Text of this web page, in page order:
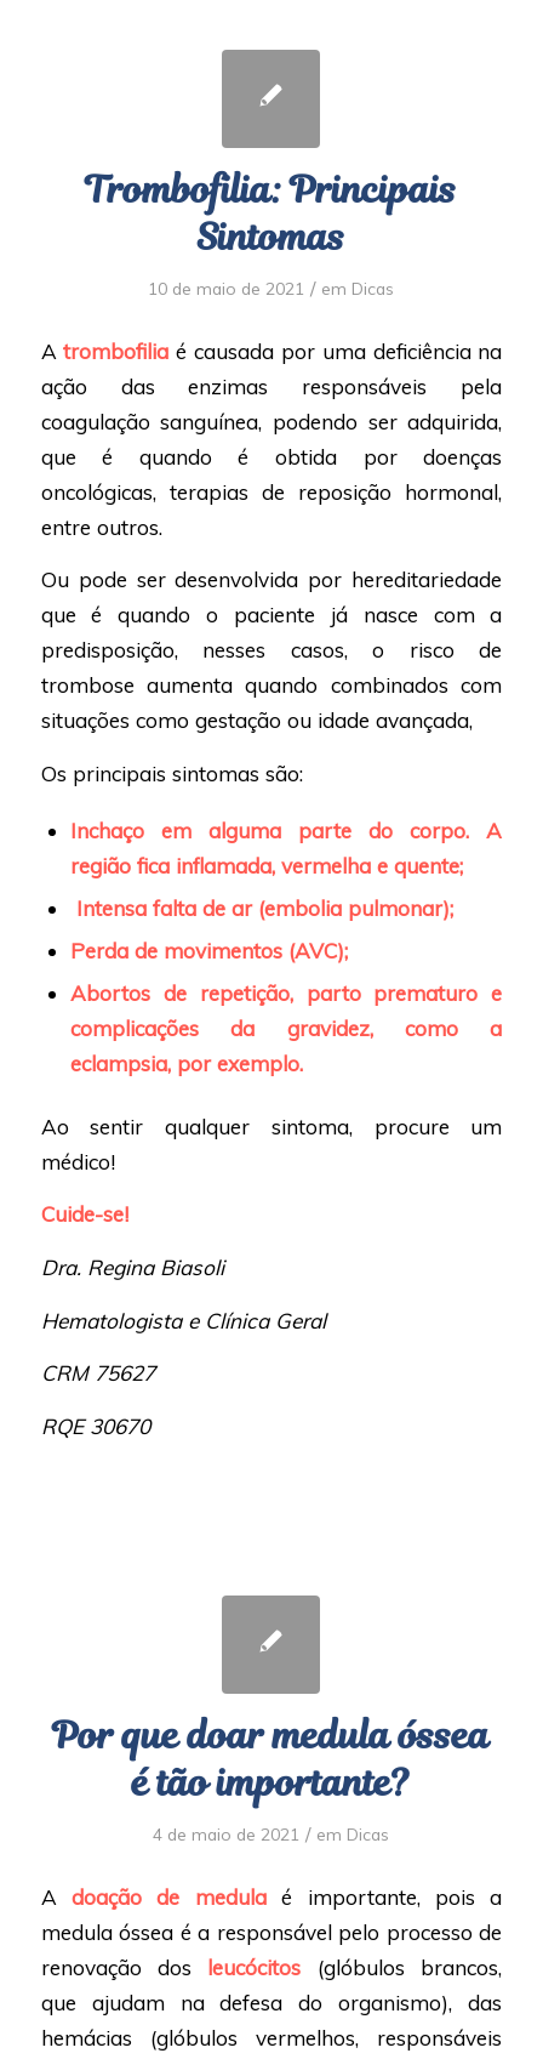
Trombofilia: Principais
Sintomas
10 de maio de 2021 / em Dicas
A trombofilia é causada por uma deficiência na
ação das enzimas responsáveis pela
coagulação sanguínea, podendo ser adquirida,
que é quando é obtida por doenças
oncológicas, terapias de reposição hormonal,
entre outros.
Ou pode ser desenvolvida por hereditariedade
que é quando o paciente já nasce com a
predisposição, nesses casos, o risco de
trombose aumenta quando combinados com
situações como gestação ou idade avançada,
Os principais sintomas são:
Inchaço em alguma parte do corpo. A
região fica inflamada, vermelha e quente;
Intensa falta de ar (embolia pulmonar);
Perda de movimentos (AVC);
Abortos de repetição, parto prematuro e
complicações da gravidez, como a
eclampsia, por exemplo.
Ao sentir qualquer sintoma, procure um
médico!
Cuide-se!
Dra. Regina Biasoli
Hematologista e Clínica Geral
CRM 75627
RQE 30670
Por que doar medula óssea
é tão importante?
4 de maio de 2021 / em Dicas
A doação de medulaé importante, pois a
medula óssea é a responsável pelo processo de
renovação dos leucócitos (glóbulos brancos,
que ajudam na defesa do organismo), das
hemácias (glóbulos vermelhos, responsáveis